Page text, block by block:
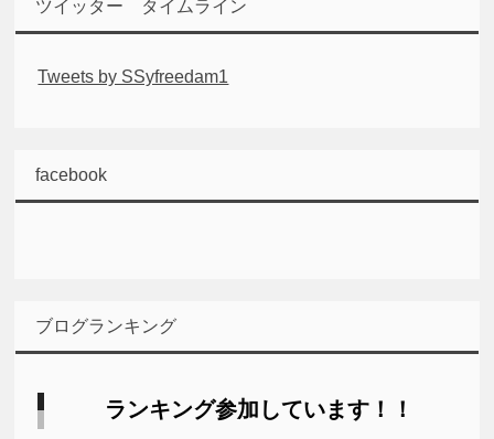
ツイッター タイムライン
Tweets by SSyfreedam1
facebook
ブログランキング
ランキング参加しています！！